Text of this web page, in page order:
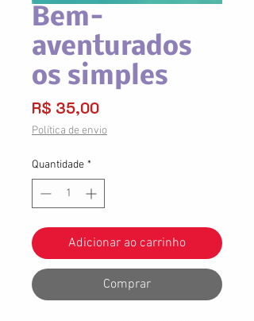
Bem-
aventurados
os simples
R$ 35,00Preço
Política de envio
Quantidade *
Adicionar ao carrinho
Comprar